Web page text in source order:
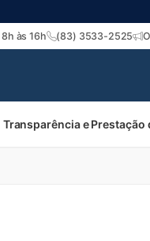
às 16h (83) 3533-2525
Transparência e Prestação